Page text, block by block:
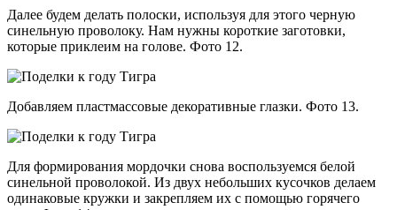
Далее будем делать полоски, используя для этого черную
синельную проволоку. Нам нужны короткие заготовки,
которые приклеим на голове. Фото 12.
Добавляем пластмассовые декоративные глазки. Фото 13.
Для формирования мордочки снова воспользуемся белой
синельной проволокой. Из двух небольших кусочков делаем
одинаковые кружки и закрепляем их с помощью горячего